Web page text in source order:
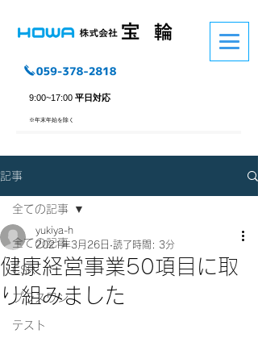
9:00~17:00 平日対応
※​年末年始を除く
記事
全ての記事
CSR
プラスワン
テスト
全ての記事
健康経営事業50項目に取
り組みました
yukiya-h
2021年3月26日 読了時間: 3分